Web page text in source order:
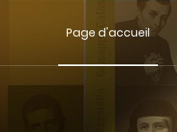
Page d'accueil